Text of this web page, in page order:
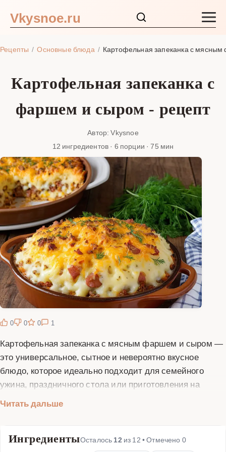
Vkysnoe.ru
Рецепты Основные блюда Картофельная запеканка с
Картофельная запеканка с
фаршем и сыром - рецепт
Автор: Vkysnoe
12 ингредиентов · 6 порции · 75 мин
0 0 0 1
Картофельная запеканка с мясным фаршем и сыром —
это универсальное, сытное и невероятно вкусное
блюдо, которое идеально подходит для семейного
ужина, праздничного стола или приготовления на
картофельного пюре, ароматного мясного фарша и
композицию вкусов и текстур, которая никого не
Читать дальше
ИнгредиентыОсталось 12 из 12 • Отмечено 0